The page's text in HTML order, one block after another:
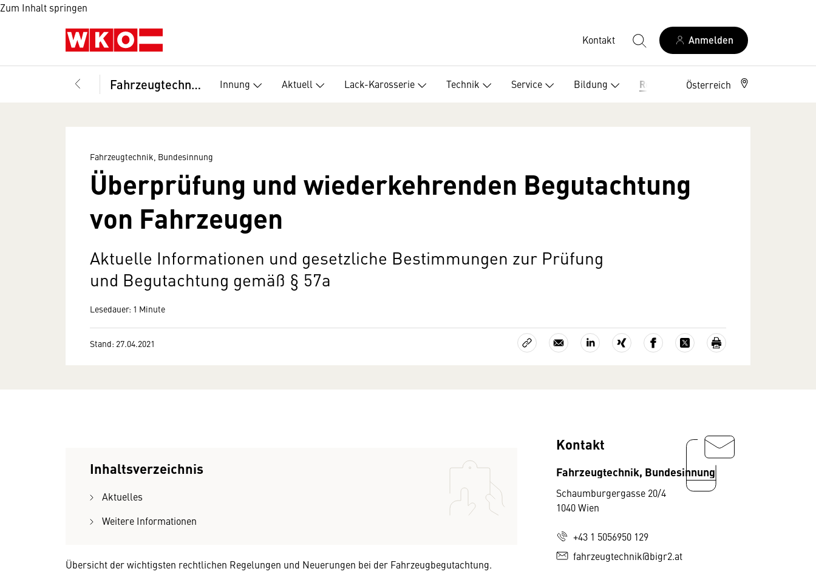
Zum Inhalt springen
Kontakt Anmelden
Fahrzeugtechnik, Bundesinnung Innung Aktuell Lack-Karosserie Technik Service Bildung Recht Österreich
Fahrzeugtechnik, Bundesinnung
Überprüfung und wiederkehrenden Begutachtung
von Fahrzeugen
Aktuelle Informationen und gesetzliche Bestimmungen zur Prüfung
und Begutachtung gemäß § 57a
Lesedauer: 1 Minute
Stand: 27.04.2021
Inhaltsverzeichnis
Aktuelles
Weitere Informationen
Übersicht der wichtigsten rechtlichen Regelungen und Neuerungen bei der Fahrzeugbegutachtung.
Kontakt
Fahrzeugtechnik, Bundesinnung
Schaumburgergasse 20/4
1040 Wien
+43 1 5056950 129
fahrzeugtechnik@bigr2.at